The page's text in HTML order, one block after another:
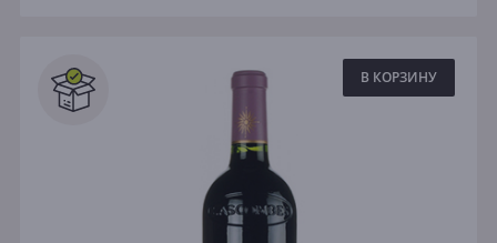
В КОРЗИНУ